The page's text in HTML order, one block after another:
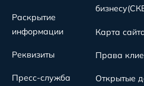
Раскрытие
информации
Реквизиты
Пресс-служба
Карта
Права
Открытые